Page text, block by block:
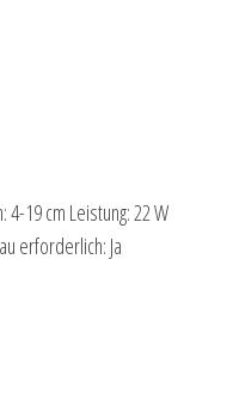
19 cm Leistung: 22 W
erforderlich: Ja